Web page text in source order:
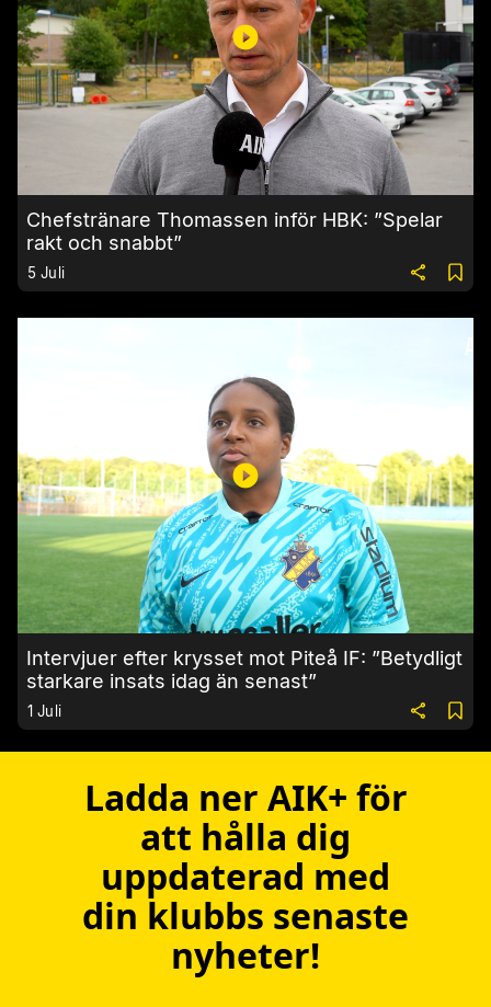
Chefstränare Thomassen inför HBK: ”Spelar
rakt och snabbt”
5 Juli
Intervjuer efter krysset mot Piteå IF: ”Betydligt
starkare insats idag än senast”
1 Juli
Ladda ner AIK+ för
att hålla dig
uppdaterad med
din klubbs senaste
nyheter!